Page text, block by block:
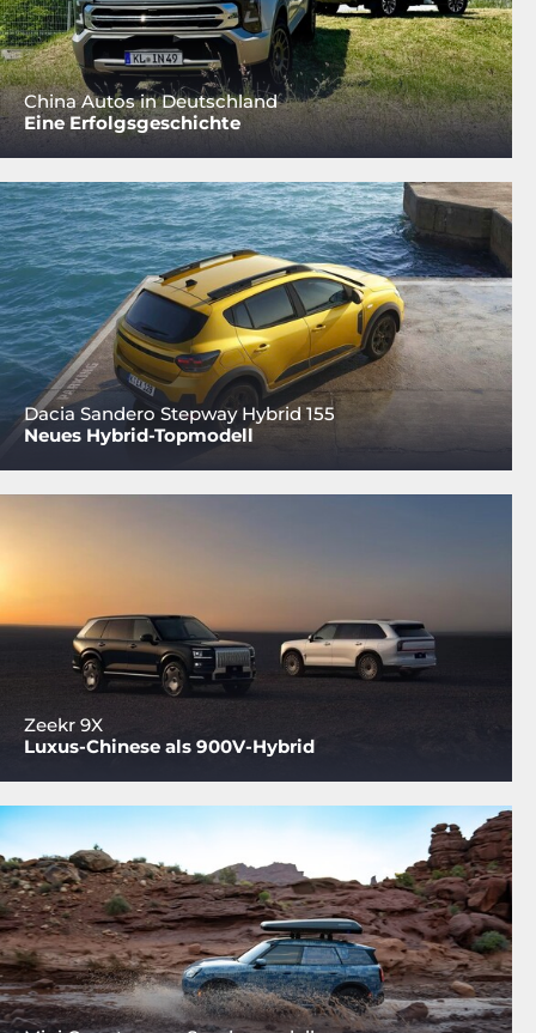
China Autos in Deutschland
Eine Erfolgsgeschichte
Dacia Sandero Stepway Hybrid 155
Neues Hybrid-Topmodell
Zeekr 9X
Luxus-Chinese als 900V-Hybrid